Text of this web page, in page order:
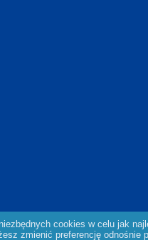
cookies w celu jak
zmienić preferencję